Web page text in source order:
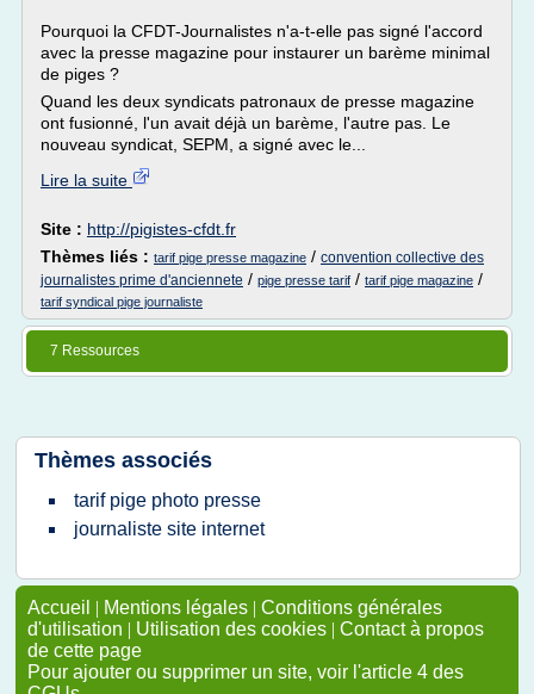
Pourquoi la CFDT-Journalistes n'a-t-elle pas signé l'accord
avec la presse magazine pour instaurer un barème minimal
de piges ?
Quand les deux syndicats patronaux de presse magazine
ont fusionné, l'un avait déjà un barème, l'autre pas. Le
nouveau syndicat, SEPM, a signé avec le...
Lire la suite
Site : http://pigistes-cfdt.fr
Thèmes liés : tarif pige presse magazine / convention collective des
journalistes prime d'anciennete / pige presse tarif / tarif pige magazine /
tarif syndical pige journaliste
7 Ressources
Thèmes associés
tarif pige photo presse
journaliste site internet
Accueil | Mentions légales | Conditions générales
d'utilisation | Utilisation des cookies | Contact à propos
de cette page
Pour ajouter ou supprimer un site, voir l'article 4 des